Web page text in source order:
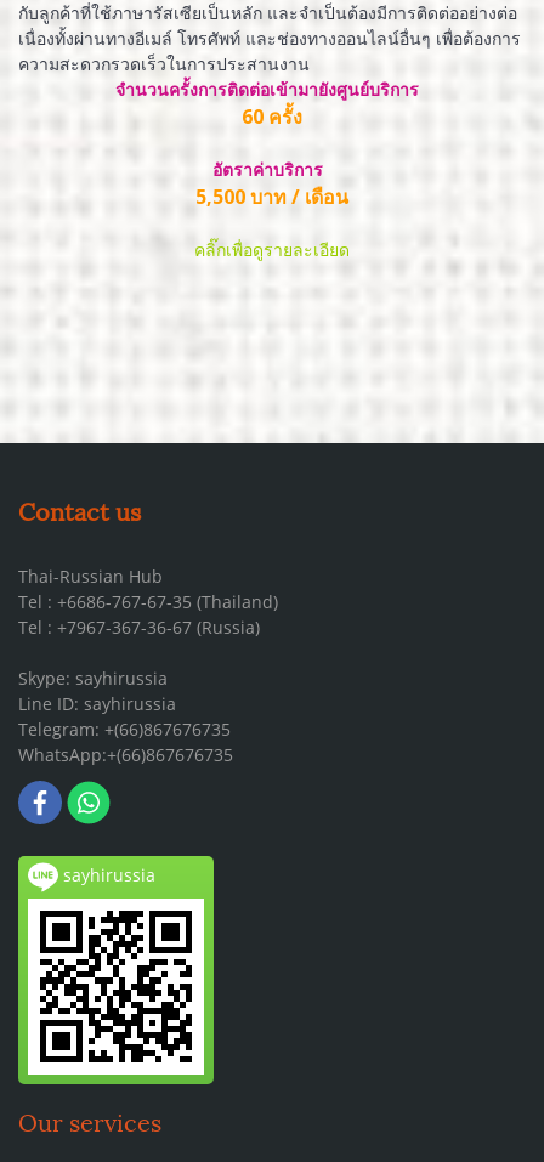
กับลูกค้าที่ใช้ภาษารัสเซียเป็นหลัก และจำเป็นต้องมีการติดต่ออย่างต่อ
เนื่องทั้งผ่านทางอีเมล์ โทรศัพท์ และช่องทางออนไลน์อื่นๆ เพื่อต้องการ
ความสะดวกรวดเร็วในการประสานงาน
จำนวนครั้งการติดต่อเข้ามายังศูนย์บริการ
60 ครั้ง
อัตราค่าบริการ
5,500 บาท / เดือน
คลิ๊กเพื่อดูรายละเอียด
Contact us
Thai-Russian Hub
Tel : +6686-767-67-35 (Thailand)
Tel : +7967-367-36-67 (Russia)
Skype: sayhirussia
Line ID: sayhirussia
Telegram: +(66)867676735
WhatsApp:+(66)867676735
sayhirussia
Our services